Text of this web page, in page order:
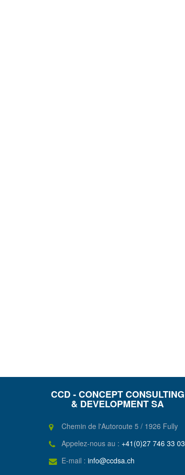
CCD - CONCEPT CONSULTING
& DEVELOPMENT SA
Chemin de l'Autoroute 5 / 1926 Fully
Appelez-nous au : +41(0)27 746 33 03
E-mail : info@ccdsa.ch